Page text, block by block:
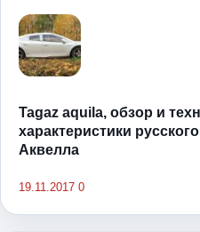
Tagaz aquila, обзор и
характеристики
Аквелла
19.11.2017 0